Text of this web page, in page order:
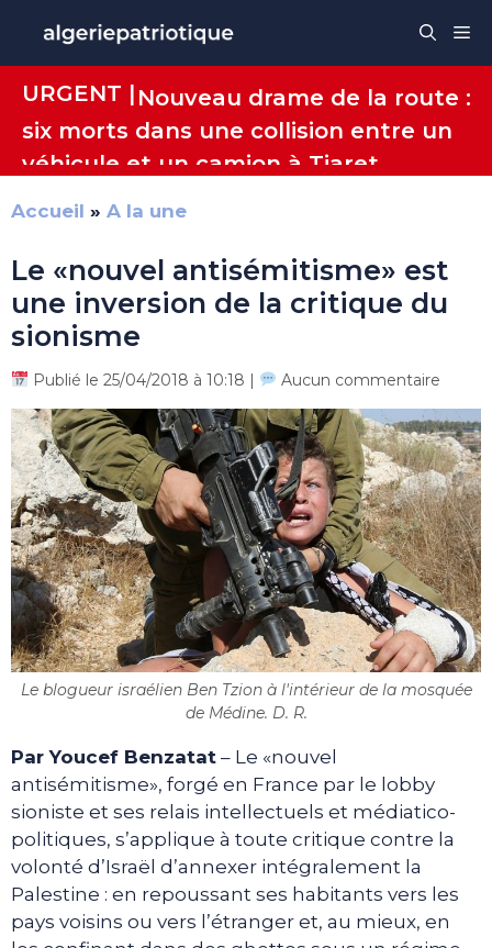
contenu
URGENT | Nouveau drame de la route :
six morts dans une collision entre un
véhicule et un camion à Tiaret
Accueil » A la une
Le «nouvel antisémitisme» est
une inversion de la critique du
sionisme
Publié le 25/04/2018 à 10:18 | Aucun commentaire
Le blogueur israélien Ben Tzion à l'intérieur de la mosquée
de Médine. D. R.
Par Youcef Benzatat – Le «nouvel
antisémitisme», forgé en France par le lobby
sioniste et ses relais intellectuels et médiatico-
politiques, s’applique à toute critique contre la
volonté d’Israël d’annexer intégralement la
Palestine : en repoussant ses habitants vers les
pays voisins ou vers l’étranger et, au mieux, en